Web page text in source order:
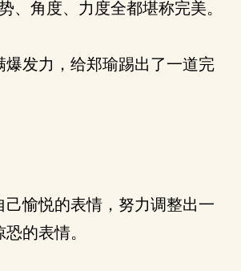
、角度、力度全都堪称完美。
发力，给郑瑜踢出了一道完
愉悦的表情，努力调整出一
的表情。